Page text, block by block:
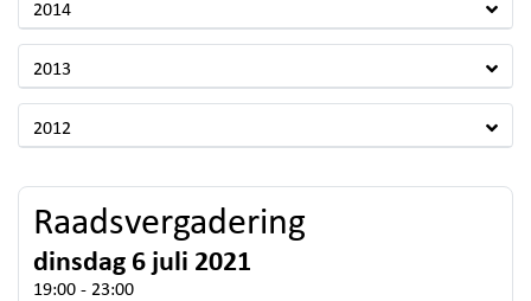
2014
2013
2012
Raadsvergadering
dinsdag 6 juli 2021
19:00 - 23:00